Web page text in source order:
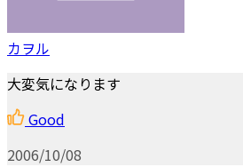
カヲル
大変気になります
Good
2006/10/08